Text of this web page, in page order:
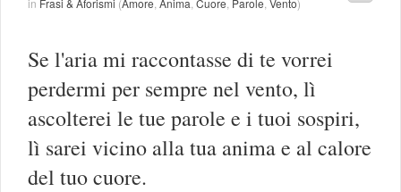
Se l'aria mi raccontasse di te vorrei
perdermi per sempre nel vento, lì
ascolterei le tue parole e i tuoi sospiri,
lì sarei vicino alla tua anima e al calore
del tuo cuore.